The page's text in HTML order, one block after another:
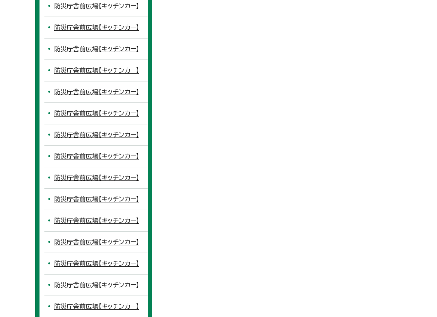
防災庁舎前広場【キッチンカー】
防災庁舎前広場【キッチンカー】
防災庁舎前広場【キッチンカー】
防災庁舎前広場【キッチンカー】
防災庁舎前広場【キッチンカー】
防災庁舎前広場【キッチンカー】
防災庁舎前広場【キッチンカー】
防災庁舎前広場【キッチンカー】
防災庁舎前広場【キッチンカー】
防災庁舎前広場【キッチンカー】
防災庁舎前広場【キッチンカー】
防災庁舎前広場【キッチンカー】
防災庁舎前広場【キッチンカー】
防災庁舎前広場【キッチンカー】
防災庁舎前広場【キッチンカー】